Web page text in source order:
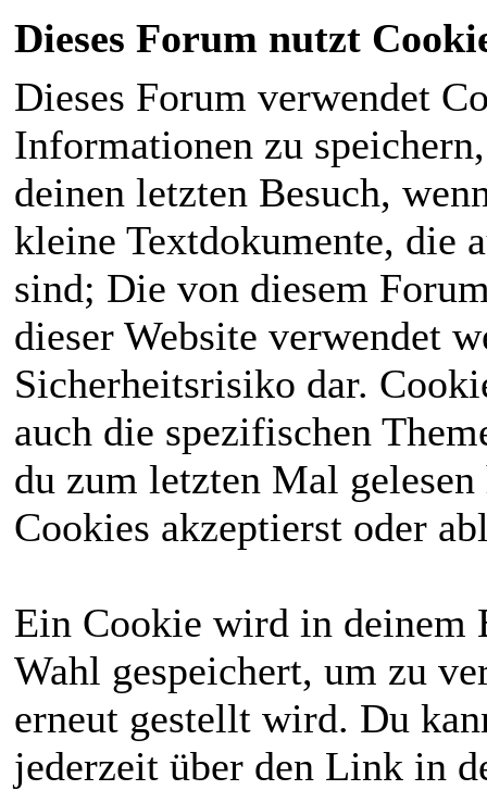
Dieses Forum nutzt
Dieses Forum verwendet
Informationen zu
deinen letzten Besuch,
kleine Textdokumente, die
sind; Die von diesem
dieser Website verwendet
Sicherheitsrisiko dar.
auch die spezifischen
du zum letzten Mal
Cookies akzeptierst oder
Ein Cookie wird in deinem
Wahl gespeichert, um zu
erneut gestellt wird. Du
jederzeit über den Link in